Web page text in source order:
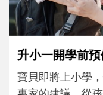
主、角色認同
正嘗試用不同